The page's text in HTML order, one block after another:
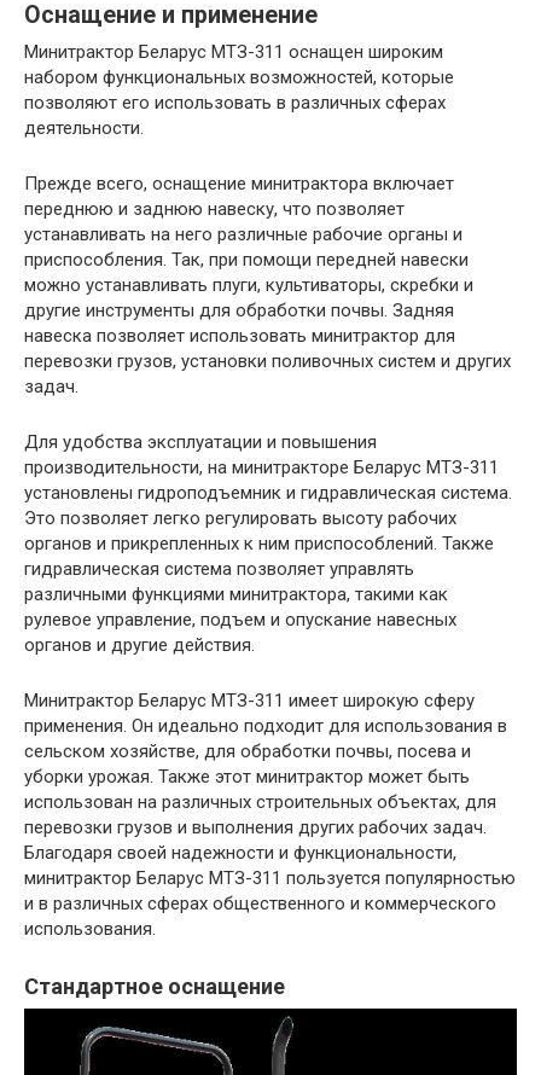
Оснащение и применение
Минитрактор Беларус МТЗ-311 оснащен широким
набором функциональных возможностей, которые
позволяют его использовать в различных сферах
деятельности.
Прежде всего, оснащение минитрактора включает
переднюю и заднюю навеску, что позволяет
устанавливать на него различные рабочие органы и
приспособления. Так, при помощи передней навески
можно устанавливать плуги, культиваторы, скребки и
другие инструменты для обработки почвы. Задняя
навеска позволяет использовать минитрактор для
перевозки грузов, установки поливочных систем и других
задач.
Для удобства эксплуатации и повышения
производительности, на минитракторе Беларус МТЗ-311
установлены гидроподъемник и гидравлическая система.
Это позволяет легко регулировать высоту рабочих
органов и прикрепленных к ним приспособлений. Также
гидравлическая система позволяет управлять
различными функциями минитрактора, такими как
рулевое управление, подъем и опускание навесных
органов и другие действия.
Минитрактор Беларус МТЗ-311 имеет широкую сферу
применения. Он идеально подходит для использования в
сельском хозяйстве, для обработки почвы, посева и
уборки урожая. Также этот минитрактор может быть
использован на различных строительных объектах, для
перевозки грузов и выполнения других рабочих задач.
Благодаря своей надежности и функциональности,
минитрактор Беларус МТЗ-311 пользуется популярностью
и в различных сферах общественного и коммерческого
использования.
Стандартное оснащение